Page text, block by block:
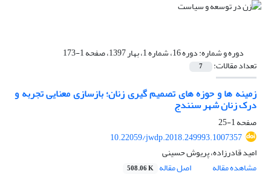
دوره و شماره:دوره 16، شماره 1، بهار 1397، صفحه 1-173
تعداد مقالات: 7
زمینه‏ ها و حوزه‏ های تصمیم ‏گیری زنان؛ بازسازی معنایی تجربه و
درک زنان شهر سنندج
صفحه1-25
10.22059/jwdp.2018.249993.1007357
امید قادرزاده، پریوش حسینی
مشاهده مقاله
اصل مقاله 508.06 K